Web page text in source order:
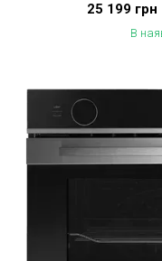
25 199 грн
В